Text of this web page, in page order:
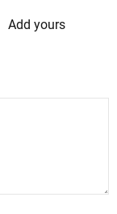
Add yours